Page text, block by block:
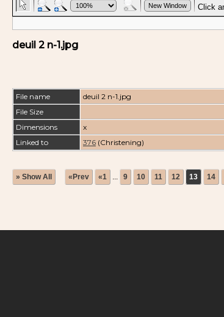
deuil 2 n-1.jpg
File name
deuil 2 n-1.jpg
File Size
Dimensions
x
Linked to
376 (Christening)
» Show All «Prev «1 ... 9 10 11 12 13 14